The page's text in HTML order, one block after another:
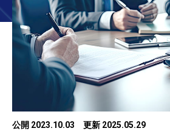
公開 2023.10.03 更新 2025.05.29